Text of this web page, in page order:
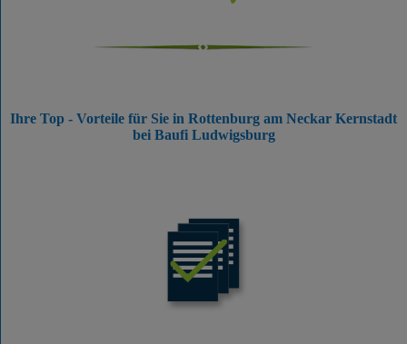
Ihre Top - Vorteile für Sie in Rottenburg am Neckar Kernstadt
bei Baufi Ludwigsburg